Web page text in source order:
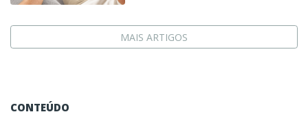
MAIS ARTIGOS
CONTEÚDO